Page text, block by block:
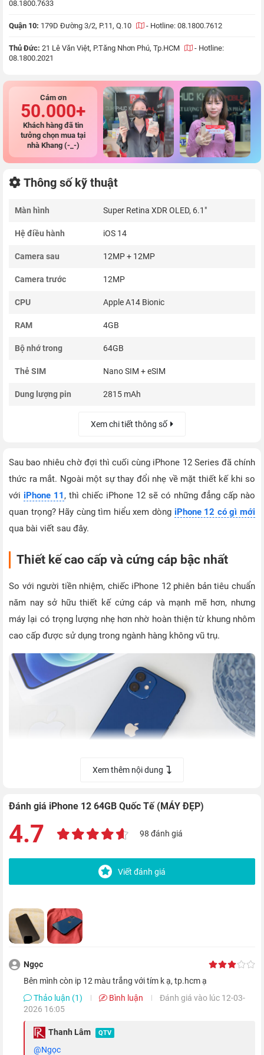
08.1800.7633
Quận 10: 179D Đường 3/2, P.11, Q.10 - Hotline: 08.1800.7612
Thủ Đức: 21 Lê Văn Việt, P.Tăng Nhơn Phú, Tp.HCM - Hotline:
08.1800.2021
Cám ơn
50.000+
Khách hàng đã tin
tưởng chọn mua tại
nhà Khang (-_-)
Sau bao nhiêu chờ đợi thì cuối cùng iPhone 12 Series đã chính
thức ra mắt. Ngoài một sự thay đổi nhẹ về mặt thiết kế khi so
với iPhone 11 , thì chiếc iPhone 12 sẽ có những đẳng cấp nào
quan trọng? Hãy cùng tìm hiểu xem dòng iPhone 12 có gì mới
qua bài viết sau đây.
Thiết kế cao cấp và cứng cáp bậc nhất
So với người tiền nhiệm, chiếc iPhone 12 phiên bản tiêu chuẩn
năm nay sở hữu thiết kế cứng cáp và mạnh mẽ hơn, nhưng
máy lại có trọng lượng nhẹ hơn nhờ hoàn thiện từ khung nhôm
cao cấp được sử dụng trong ngành hàng không vũ trụ.
Mặt trước của thiết bị sẽ được trang bị màn hình Super Retina
XDR OLED tràn viền và phủ lớp kính Ceramic Shield - vật liệu
kết hợp giữa thủy tinh và gốm, cho khả năng bảo vệ máy khỏi
va đập tốt hơn đến 4 lần. Thiết bị cũng được trang bị khả năng
Màn hình OLED Super Retina XDR cho trải
nghiệm hoàn hảo
Xem thêm nội dung
Đánh giá iPhone 12 64GB Quốc Tế (MÁY ĐẸP)
4.7 98 đánh giá
Viết đánh giá
Ngọc
bên mình còn ip 12 màu trắng với tím k ạ, tp.hcm ạ
Thảo luận (1)
Bình luận
Đánh giá vào lúc 12-03-
2026 16:05
Thanh Lâm QTV
@Ngọc
Thông số kỹ thuật
Màn hình Super Retina XDR OLED, 6.1"
Hệ điều hành iOS 14
Camera sau 12MP + 12MP
Camera trước 12MP
CPU Apple A14 Bionic
RAM 4GB
Bộ nhớ trong 64GB
Thẻ SIM Nano SIM + eSIM
Dung lượng pin 2815 mAh
Xem chi tiết thông số